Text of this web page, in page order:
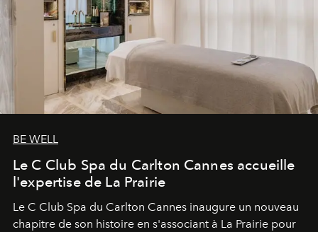
BE WELL
Le C Club Spa du Carlton Cannes accueille
l'expertise de La Prairie
Le C Club Spa du Carlton Cannes inaugure un nouveau
chapitre de son histoire en s'associant à La Prairie pour